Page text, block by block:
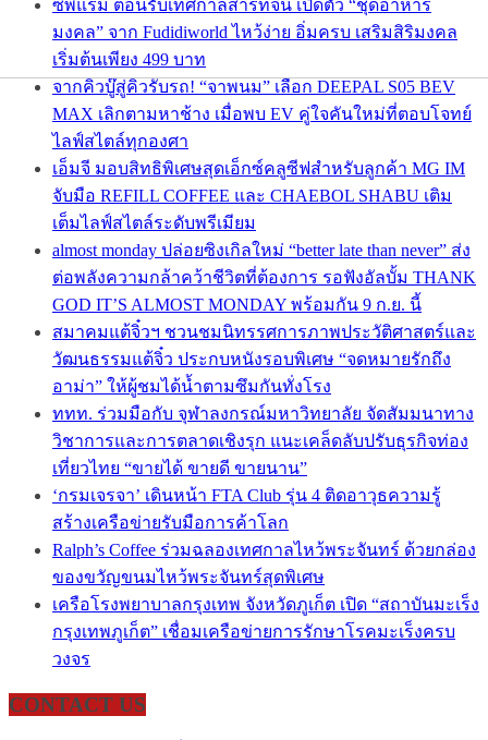
ซีพีแรม ต้อนรับเทศกาลสารทจีน เปิดตัว “ชุดอาหาร
มงคล” จาก Fudidiworld ไหว้ง่าย อิ่มครบ เสริมสิริมงคล
เริ่มต้นเพียง 499 บาท
จากคิวบู๊สู่คิวรับรถ! “จาพนม” เลือก DEEPAL S05 BEV
MAX เลิกตามหาช้าง เมื่อพบ EV คู่ใจคันใหม่ที่ตอบโจทย์
ไลฟ์สไตล์ทุกองศา
เอ็มจี มอบสิทธิพิเศษสุดเอ็กซ์คลูซีฟสำหรับลูกค้า MG IM
จับมือ REFILL COFFEE และ CHAEBOL SHABU เติม
เต็มไลฟ์สไตล์ระดับพรีเมียม
almost monday ปล่อยซิงเกิลใหม่ “better late than never” ส่ง
ต่อพลังความกล้าคว้าชีวิตที่ต้องการ รอฟังอัลบั้ม THANK
GOD IT’S ALMOST MONDAY พร้อมกัน 9 ก.ย. นี้
สมาคมแต้จิ๋วฯ ชวนชมนิทรรศการภาพประวัติศาสตร์และ
วัฒนธรรมแต้จิ๋ว ประกบหนังรอบพิเศษ “จดหมายรักถึง
อาม่า” ให้ผู้ชมได้น้ำตามซึมกันทั่งโรง
ททท. ร่วมมือกับ จุฬาลงกรณ์มหาวิทยาลัย จัดสัมมนาทาง
วิชาการและการตลาดเชิงรุก แนะเคล็ดลับปรับธุรกิจท่อง
เที่ยวไทย “ขายได้ ขายดี ขายนาน”
‘กรมเจรจา’ เดินหน้า FTA Club รุ่น 4 ติดอาวุธความรู้
สร้างเครือข่ายรับมือการค้าโลก
Ralph’s Coffee ร่วมฉลองเทศกาลไหว้พระจันทร์ ด้วยกล่อง
ของขวัญขนมไหว้พระจันทร์สุดพิเศษ
เครือโรงพยาบาลกรุงเทพ จังหวัดภูเก็ต เปิด “สถาบันมะเร็ง
กรุงเทพภูเก็ต” เชื่อมเครือข่ายการรักษาโรคมะเร็งครบ
วงจร
CONTACT US